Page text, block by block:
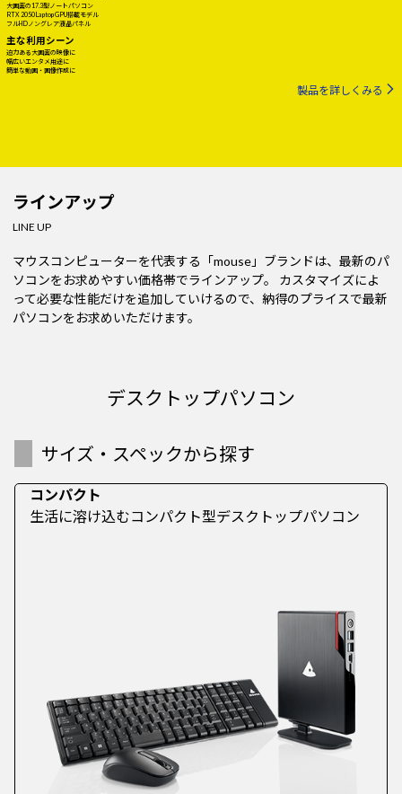
大画面の17.3型ノートパソコン
RTX 2050 Laptop GPU搭載モデル
フルHDノングレア液晶パネル
主な利用シーン
迫力ある大画面の映像に
幅広いエンタメ用途に
簡単な動画・画像作成に
製品を詳しくみる
ラインアップ
LINE UP
マウスコンピューターを代表する「mouse」ブランドは、最新のパ
ソコンをお求めやすい価格帯でラインアップ。 カスタマイズによ
って必要な性能だけを追加していけるので、納得のプライスで最新
パソコンをお求めいただけます。
デスクトップパソコン
サイズ・スペックから探す
コンパクト
生活に溶け込むコンパクト型デスクトップパソコン